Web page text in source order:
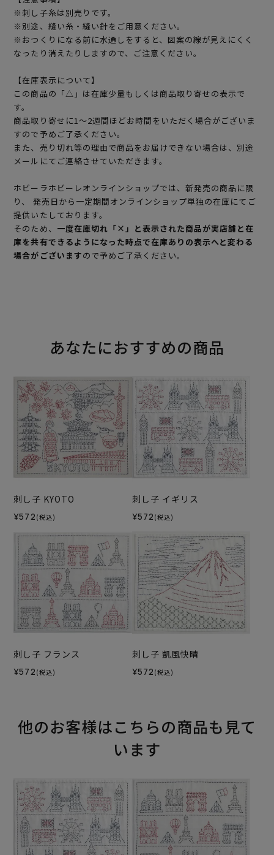
※刺し子糸は別売りです。
※別途、縫い糸・縫い針をご用意ください。
※おつくりになる前に水通しをすると、図案の線が見えにくく
なったり消えたりしますので、ご注意ください。
【在庫表示について】
この商品の「△」は在庫少量もしくは商品取り寄せの表示で
す。
商品取り寄せに1～2週間ほどお時間をいただく場合がございま
すので予めご了承ください。
また、売り切れ等の理由で商品をお届けできない場合は、別途
メールにてご連絡させていただきます。
ホビーラホビーレオンラインショップでは、新発売の商品に限
り、 発売日から一定期間オンラインショップ単独の在庫にてご
提供いたしております。
そのため、 一度在庫切れ「×」と表示された商品が実店舗と在
庫を共有できるようになった時点で在庫ありの表示へと変わる
場合がございますので予めご了承ください。
あなたにおすすめの商品
刺し子 KYOTO
¥572 (税込)
刺し子 イギリス
¥572 (税込)
刺し子 フランス
¥572 (税込)
刺し子 凱風快晴
¥572 (税込)
他のお客様はこちらの商品も見て
います